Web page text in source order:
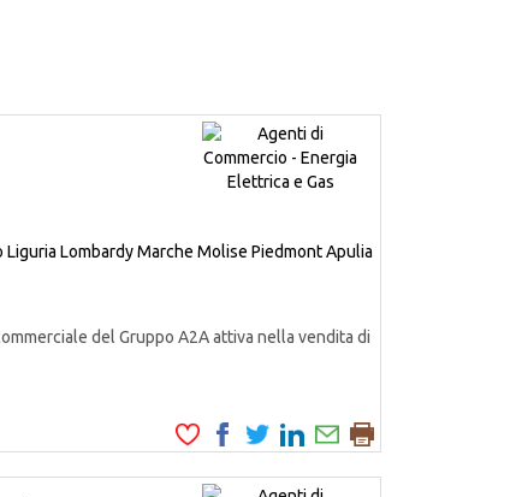
Liguria LombardyMarche Molise PiedmontApulia
del Gruppo A2A attiva nella vendita di